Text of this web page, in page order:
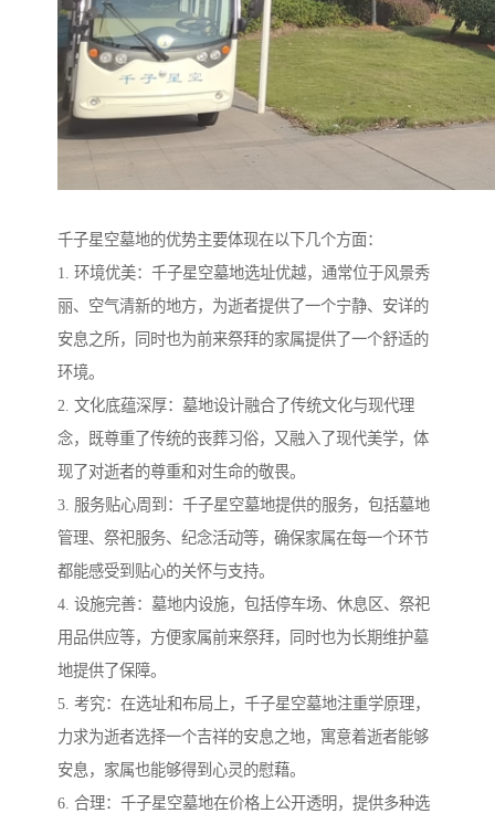
千子星空墓地的优势主要体现在以下几个方面：
1. 环境优美：千子星空墓地选址优越，通常位于风景秀
丽、空气清新的地方，为逝者提供了一个宁静、安详的
安息之所，同时也为前来祭拜的家属提供了一个舒适的
环境。
2. 文化底蕴深厚：墓地设计融合了传统文化与现代理
念，既尊重了传统的丧葬习俗，又融入了现代美学，体
现了对逝者的尊重和对生命的敬畏。
3. 服务贴心周到：千子星空墓地提供的服务，包括墓地
管理、祭祀服务、纪念活动等，确保家属在每一个环节
都能感受到贴心的关怀与支持。
4. 设施完善：墓地内设施，包括停车场、休息区、祭祀
用品供应等，方便家属前来祭拜，同时也为长期维护墓
地提供了保障。
5. 考究：在选址和布局上，千子星空墓地注重学原理，
力求为逝者选择一个吉祥的安息之地，寓意着逝者能够
安息，家属也能够得到心灵的慰藉。
6. 合理：千子星空墓地在价格上公开透明，提供多种选